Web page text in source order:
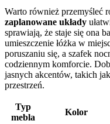
Warto również przemyśleć
zaplanowane układy
sprawiają, że staje się ona
umieszczenie łóżka w
poruszaniu się, a szafek
codziennym komforcie.
jasnych akcentów, takich
przestrzeń.
Typ
mebla
Kolor